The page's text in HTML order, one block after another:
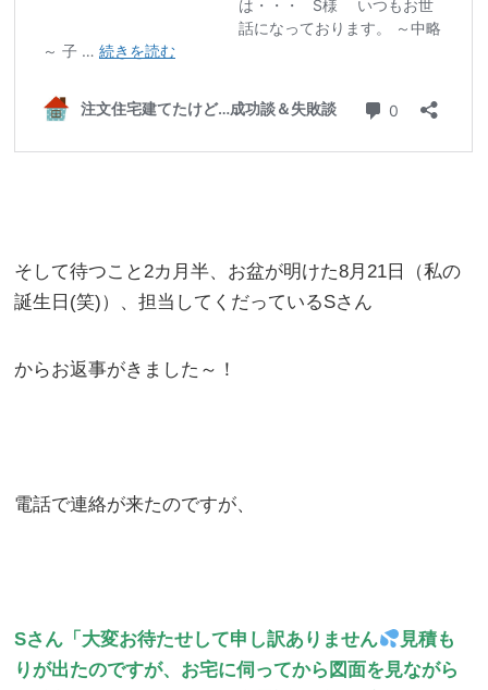
そして待つこと2カ月半、お盆が明けた8月21日（私の
誕生日(笑)）、担当してくだっているSさん
からお返事がきました～！
電話で連絡が来たのですが、
Sさん「大変お待たせして申し訳ありません
見積も
りが出たのですが、お宅に伺ってから図面を見ながら